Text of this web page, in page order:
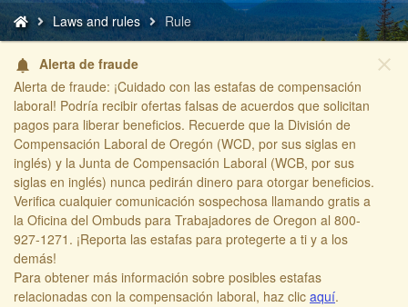
You
are
here:
Laws and rules Rule
close
notifications Alerta de fraude
Alerta de fraude: ¡Cuidado con las estafas de compensación
laboral! Podría recibir ofertas falsas de acuerdos que solicitan
pagos para liberar beneficios. Recuerde que la División de
Compensación Laboral de Oregón (WCD, por sus siglas en
inglés) y la Junta de Compensación Laboral (WCB, por sus
siglas en inglés) nunca pedirán dinero para otorgar beneficios.
Verifica cualquier comunicación sospechosa llamando gratis a
la Oficina del Ombuds para Trabajadores de Oregon al 800-
927-1271. ¡Reporta las estafas para protegerte a ti y a los
demás!​
​Para obtener más información sobre posibles estafas
relacionadas con la compensación laboral, haz clic aquí​.